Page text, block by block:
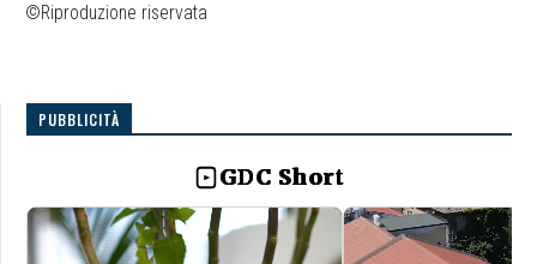
©Riproduzione riservata
PUBBLICITÀ
GDC Short